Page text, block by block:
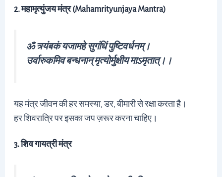
2. महामृत्युंजय मंत्र (Mahamrityunjaya Mantra)
ॐ त्र्यंबकं यजामहे सुगंधिं पुष्टिवर्धनम्।
उर्वारुकमिव बन्धनान् मृत्योर्मुक्षीय माऽमृतात्।।
यह मंत्र जीवन की हर समस्या, डर, बीमारी से रक्षा करता है।
हर शिवरात्रि पर इसका जप ज़रूर करना चाहिए।
3. शिव गायत्री मंत्र